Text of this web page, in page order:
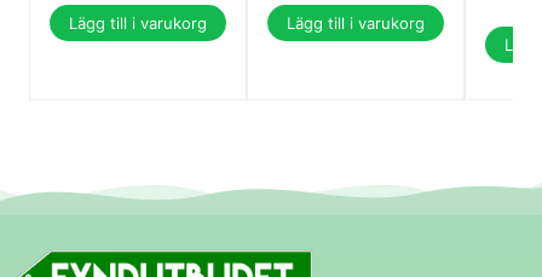
Lägg till i varukorg Lägg till i varukorg